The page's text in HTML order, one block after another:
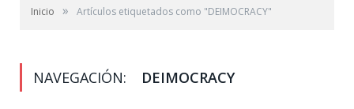
Inicio » Artículos etiquetados como "DEIMOCRACY"
NAVEGACIÓN: DEIMOCRACY